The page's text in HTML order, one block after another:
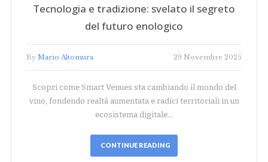
Tecnologia e tradizione: svelato il segreto
del futuro enologico
By Mario Altomura 29 Novembre 2025
Scopri come Smart Venues sta cambiando il mondo del
vino, fondendo realtà aumentata e radici territoriali in un
ecosistema digitale…
CONTINUE READING